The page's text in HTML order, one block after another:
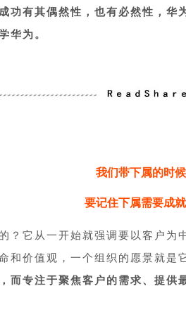
成功有其偶然性，也有必然性，华
华为。
我们带下属的时候
要记住下属需要成
？它从一开始就强调要以客户为
和价值观，一个组织的愿景就是
而专注于聚焦客户的需求、提供